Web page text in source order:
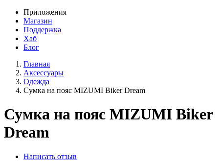
Приложения
Магазин
Поддержка
Хаб
Блог
Главная
Аксессуары
Одежда
Сумка на пояс MIZUMI Biker Dream
Сумка на пояс MIZUMI Biker
Dream
Написать отзыв